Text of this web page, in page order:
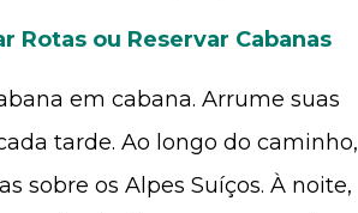
Rotas ou Reservar Cabanas
em cabana. Arrume suas
tarde. Ao longo do caminho,
sobre os Alpes Suíços. À noite,